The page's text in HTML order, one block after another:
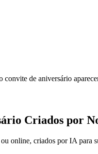
convite de aniversário
Criados por
online, criados por IA para